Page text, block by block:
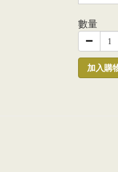
數量
加入購